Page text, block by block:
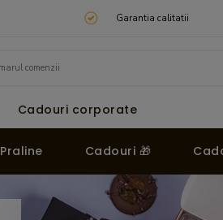
Garantia calitatii
Cadouri corporate
Praline Cadouri 🎁